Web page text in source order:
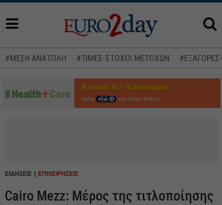
#ΜΕΣΗ ΑΝΑΤΟΛΗ #ΤΙΜΕΣ-ΣΤΟΧΟΙ ΜΕΤΟΧΩΝ
Δείτε εδώ την ειδική έκδοση
ΕΙΔΗΣΕΙΣ ΕΠΙΧΕΙΡΗΣΕΙΣ
Cairo Mezz: Μέρος της τιτλοποίησης